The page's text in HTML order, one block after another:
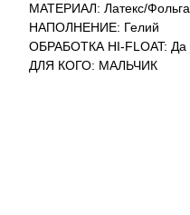
МАТЕРИАЛ: Латекс/Фольга
НАПОЛНЕНИЕ: Гелий
ОБРАБОТКА HI-FLOAT: Да
ДЛЯ КОГО: МАЛЬЧИК